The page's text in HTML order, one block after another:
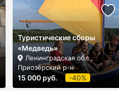
Туристические сборы
«Медведь»
Ленинградская обл.,
Приозёрский р-н
15 000 руб. -40%